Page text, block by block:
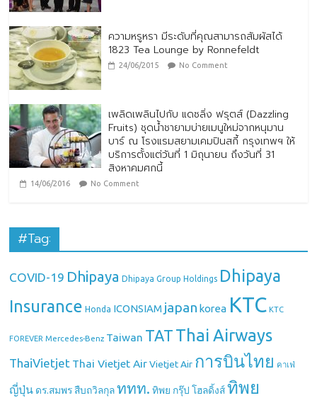
ความหรูหรา มีระดับที่คุณสามารถสัมผัสได้
1823 Tea Lounge by Ronnefeldt
24/06/2015 No Comment
เพลิดเพลินไปกับ แดซลิ่ง ฟรุตส์ (Dazzling
Fruits) ชุดน้ำชายามบ่ายเมนูใหม่จากหนุมาน
บาร์ ณ โรงแรมสยามเคมปินสกี้ กรุงเทพฯ ให้
บริการตั้งแต่วันที่ 1 มิถุนายน ถึงวันที่ 31
สิงหาคมศกนี้
14/06/2016 No Comment
#Tag:
COVID-19 Dhipaya Dhipaya Group Holdings Dhipaya
Insurance Honda ICONSIAM japan korea KTC KTC
FOREVER Mercedes-Benz Taiwan TAT Thai Airways
ThaiVietjet Thai Vietjet Air Vietjet Air การบินไทย คาเฟ่
ญี่ปุ่น ดร.สมพร สืบถวิลกุล ททท. ทิพย กรุ๊ป โฮลดิ้งส์ ทิพย